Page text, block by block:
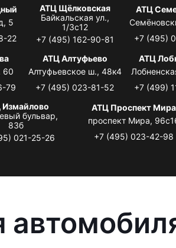
5
22
АТЦ Щёлковская
Байкальская ул.,
1/3с12
+7 (495) 162-90-81
АТЦ
+7 (495)
60
79
АТЦ Алтуфьево
Алтуфьевское ш., 48к4
+7 (495) 023-81-52
АТЦ
+7 (499)
бульвар,
83б
021-25-26
АТЦ Проспект Мира
проспект Мира,
+7 (495) 023-42-98